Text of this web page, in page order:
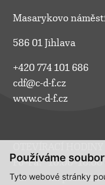
Používáme
Tyto webové stránky
Masarykovo
586 01 Jihlava
+420 774 101 686
cdf@c-d-f.cz
www.c-d-f.cz
Po–Pá:
10.00–18.00
So:
na požádání